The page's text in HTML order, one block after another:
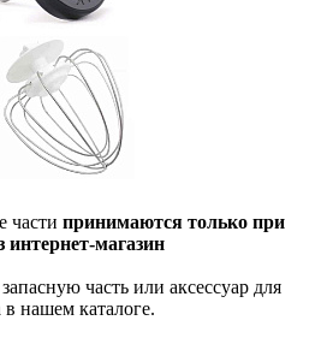
части принимаются только при
интернет-магазин
часть или аксессуар для
в нашем каталоге.